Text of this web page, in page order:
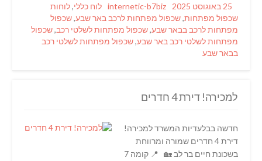
Posted
on
25 באוגוסט 2025 Author
internetic-b7biz
Categories
לוח כללי,לוחות
שכפול מפתחות,שכפול מפתחות לרכב באר שבע,שכפול
מפתחות לרכב בבאר שבע,שכפול מפתחות לשלטי רכב,שכפול
מפתחות לשלטי רכב באר שבע,שכפול מפתחות לשלטי רכב
בבאר שבע
למכירה! דירת 4 חדרים
חדשה בבלעדיות המשרד למכירה!
דירת 4 חדרים שמורה ומרווחת
בשכונת חיים בר לב 🏡 📍 קומה 7